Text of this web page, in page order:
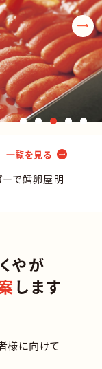
ーで鱈卵屋明
一覧を見る
やが
します
様に向けて